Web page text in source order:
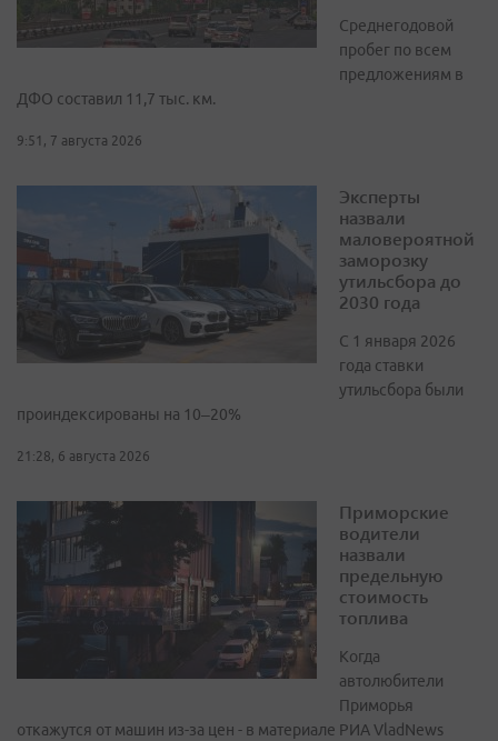
Среднегодовой
пробег по всем
предложениям в
ДФО составил 11,7 тыс. км.
9:51, 7 августа 2026
Эксперты
назвали
маловероятной
заморозку
утильсбора до
2030 года
С 1 января 2026
года ставки
утильсбора были
проиндексированы на 10–20%
21:28, 6 августа 2026
Приморские
водители
назвали
предельную
стоимость
топлива
Когда
автолюбители
Приморья
откажутся от машин из-за цен - в материале РИА VladNews